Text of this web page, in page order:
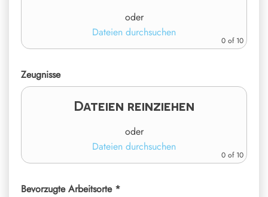
oder
Dateien durchsuchen
0 of 10
Zeugnisse
Dateien reinziehen
oder
Dateien durchsuchen
0 of 10
Bevorzugte Arbeitsorte *